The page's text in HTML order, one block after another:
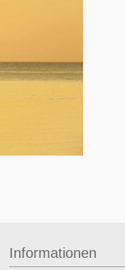
Informationen